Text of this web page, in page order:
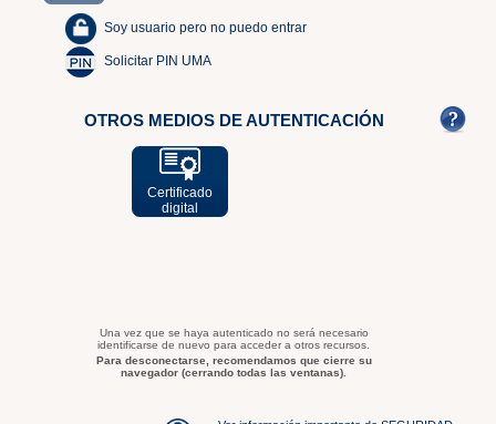
Soy usuario pero no puedo entrar
Solicitar PIN UMA
OTROS MEDIOS DE AUTENTICACIÓN
Certificado
digital
Una vez que se haya autenticado no será necesario
identificarse de nuevo para acceder a otros recursos.
Para desconectarse, recomendamos que cierre su
navegador (cerrando todas las ventanas).